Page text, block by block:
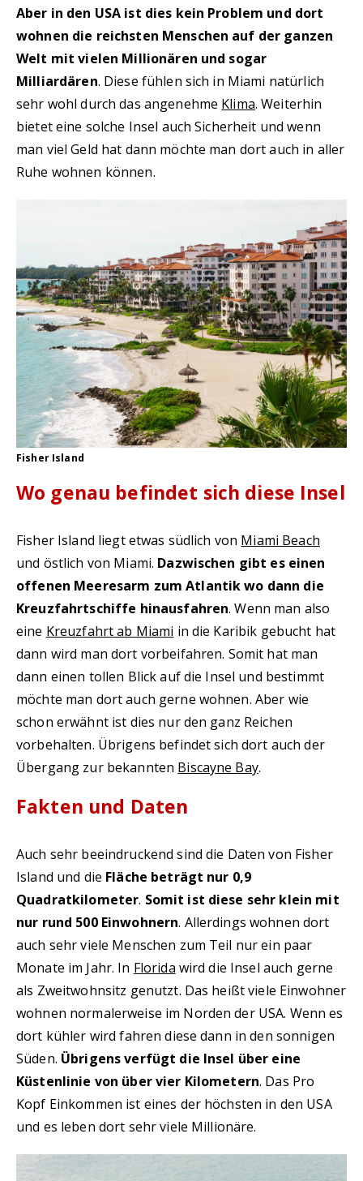
Aber in den USA ist dies kein Problem und dort
wohnen die reichsten Menschen auf der ganzen
Welt mit vielen Millionären und sogar
Milliardären. Diese fühlen sich in Miami natürlich
sehr wohl durch das angenehme Klima. Weiterhin
bietet eine solche Insel auch Sicherheit und wenn
man viel Geld hat dann möchte man dort auch in aller
Ruhe wohnen können.
Fisher Island
Wo genau befindet sich diese Insel
Fisher Island liegt etwas südlich von Miami Beach
und östlich von Miami. Dazwischen gibt es einen
offenen Meeresarm zum Atlantik wo dann die
Kreuzfahrtschiffe hinausfahren. Wenn man also
eine Kreuzfahrt ab Miami in die Karibik gebucht hat
dann wird man dort vorbeifahren. Somit hat man
dann einen tollen Blick auf die Insel und bestimmt
möchte man dort auch gerne wohnen. Aber wie
schon erwähnt ist dies nur den ganz Reichen
vorbehalten. Übrigens befindet sich dort auch der
Übergang zur bekannten Biscayne Bay.
Fakten und Daten
Auch sehr beeindruckend sind die Daten von Fisher
Island und die Fläche beträgt nur 0,9
Quadratkilometer. Somit ist diese sehr klein mit
nur rund 500 Einwohnern. Allerdings wohnen dort
auch sehr viele Menschen zum Teil nur ein paar
Monate im Jahr. In Florida wird die Insel auch gerne
als Zweitwohnsitz genutzt. Das heißt viele Einwohner
wohnen normalerweise im Norden der USA. Wenn es
dort kühler wird fahren diese dann in den sonnigen
Süden. Übrigens verfügt die Insel über eine
Küstenlinie von über vier Kilometern. Das Pro
Kopf Einkommen ist eines der höchsten in den USA
und es leben dort sehr viele Millionäre.